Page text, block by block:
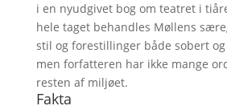
i en nyudgivet bog om teatret i
hele taget behandles Møllens
stil og forestillinger både sobert
men forfatteren har ikke mange
resten af miljøet.
Fakta